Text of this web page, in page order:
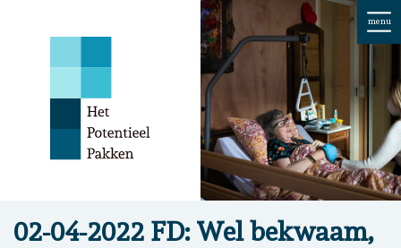
menu
02-04-2022 FD: Wel bekwaam,